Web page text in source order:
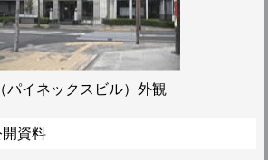
パイネックスビル）外観
資料